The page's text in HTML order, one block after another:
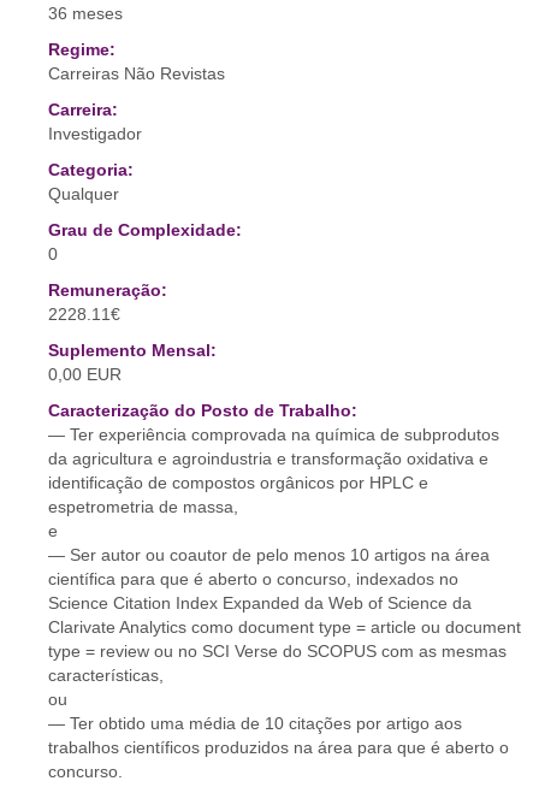
36 meses
Regime:
Carreiras Não Revistas
Carreira:
Investigador
Categoria:
Qualquer
Grau de Complexidade:
0
Remuneração:
2228.11€
Suplemento Mensal:
0,00 EUR
Caracterização do Posto de Trabalho:
— Ter experiência comprovada na química de subprodutos
da agricultura e agroindustria e transformação oxidativa e
identificação de compostos orgânicos por HPLC e
espetrometria de massa,
e
— Ser autor ou coautor de pelo menos 10 artigos na área
científica para que é aberto o concurso, indexados no
Science Citation Index Expanded da Web of Science da
Clarivate Analytics como document type = article ou document
type = review ou no SCI Verse do SCOPUS com as mesmas
características,
ou
— Ter obtido uma média de 10 citações por artigo aos
trabalhos científicos produzidos na área para que é aberto o
concurso.